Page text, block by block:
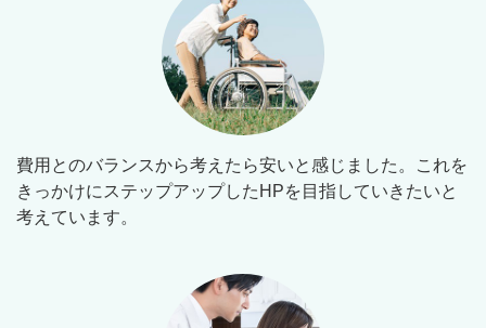
費用とのバランスから考えたら安いと感じました。これを
きっかけにステップアップしたHPを目指していきたいと
考えています。